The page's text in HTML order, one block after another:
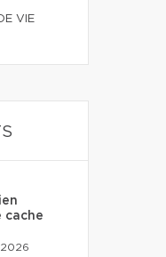
VIE
cache